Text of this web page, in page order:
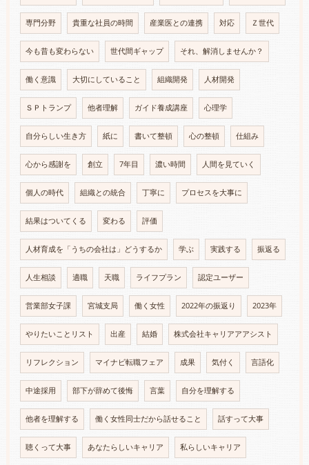
専門分野 貴重な社員の時間 産業医との連携 対応 Ｚ世代
今も昔も変わらない 世代間ギャップ それ、解消しませんか？
働く意識 大切にしていること 組織開発 人材開発
ＳＰトランプ 他者理解 ガイド養成講座 心理学
自分らしい生き方 紙に 書いて整頓 心の整頓 仕組み
心から感謝を 創立 7年目 濃い時間 人間を見ていく
個人の時代 組織との統合 丁寧に プロセスを大事に
結果はついてくる 変わる 評価
人材育成を「うちの会社は」どうするか 学ぶ 実践する 振返る
人生相談 適職 天職 ライフプラン 認定ユーザー
営業部女子課 宮城支局 働く女性 2022年の振返り 2023年
やりたいことリスト 出産 結婚 株式会社キャリアアアシスト
リフレクション マイナビ転職フェア 成果 気付く 言語化
中途採用 部下が辞めて後悔 言葉 自分を理解する
他者を理解する 働く女性同士だから話せること 話すって大事
聴くって大事 あなたらしいキャリア 私らしいキャリア